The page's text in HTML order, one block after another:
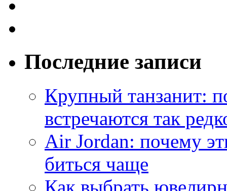
Последние записи
Крупный танзанит:
встречаются так
Air Jordan: почему
биться чаще